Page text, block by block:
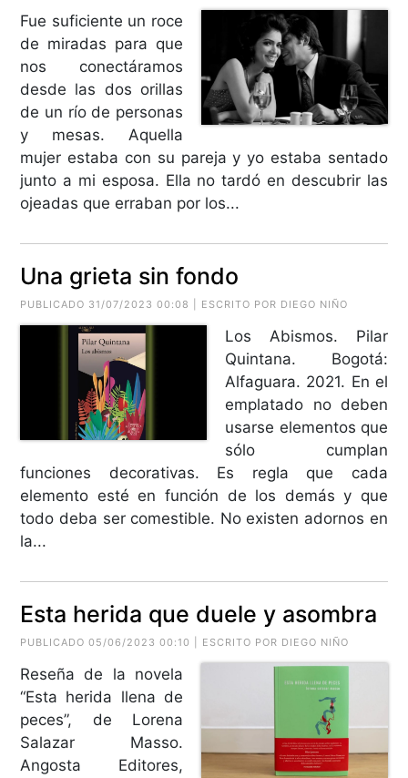
Fue suficiente un roce
de miradas para que
nos conectáramos
desde las dos orillas
de un río de personas
y mesas. Aquella
mujer estaba con su pareja y yo estaba sentado
junto a mi esposa. Ella no tardó en descubrir las
ojeadas que erraban por los...
Una grieta sin fondo
PUBLICADO 31/07/2023 00:08 | ESCRITO POR DIEGO NIÑO
Los Abismos. Pilar
Quintana. Bogotá:
Alfaguara. 2021. En el
emplatado no deben
usarse elementos que
sólo cumplan
funciones decorativas. Es regla que cada
elemento esté en función de los demás y que
todo deba ser comestible. No existen adornos en
la...
Esta herida que duele y asombra
PUBLICADO 05/06/2023 00:10 | ESCRITO POR DIEGO NIÑO
Reseña de la novela
“Esta herida llena de
peces”, de Lorena
Salazar Masso.
Angosta Editores,